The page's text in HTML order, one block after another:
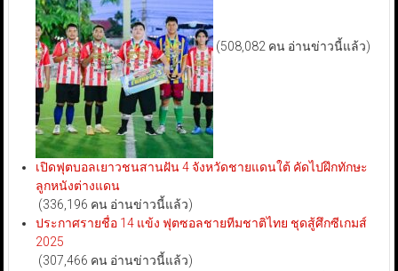
(508,082 คน อ่านข่าวนี้แล้ว)
เปิดฟุตบอลเยาวชนสานฝัน 4 จังหวัดชายแดนใต้ คัดไปฝึกทักษะ
ลูกหนังต่างแดน
(336,196 คน อ่านข่าวนี้แล้ว)
ประกาศรายชื่อ 14 แข้ง ฟุตซอลชายทีมชาติไทย ชุดสู้ศึกซีเกมส์
2025
(307,466 คน อ่านข่าวนี้แล้ว)